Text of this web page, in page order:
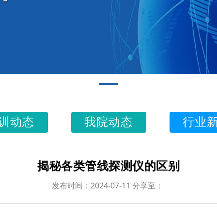
动态 我院动态 行业
揭秘各类管线探测仪的区别
发布时间：2024-07-11 分享至：